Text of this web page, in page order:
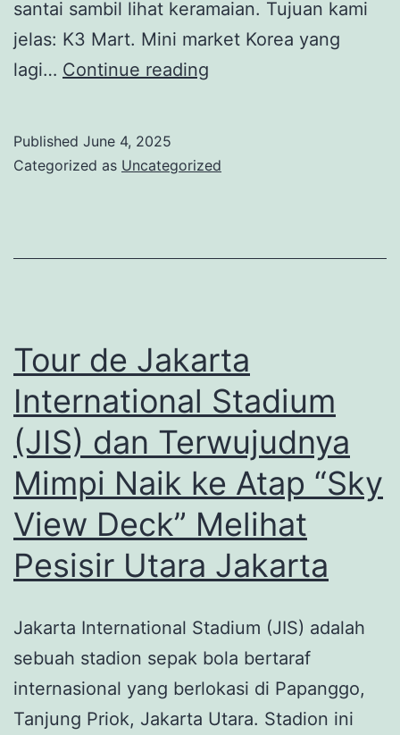
santai sambil lihat keramaian. Tujuan kami
jelas: K3 Mart. Mini market Korea yang
lagi… Continue reading
K3
Korea
Edisi
di
Jawa
Published June 4, 2025
Categorized as Uncategorized
Tour de Jakarta
International Stadium
(JIS) dan Terwujudnya
Mimpi Naik ke Atap “Sky
View Deck” Melihat
Pesisir Utara Jakarta
Jakarta International Stadium (JIS) adalah
sebuah stadion sepak bola bertaraf
internasional yang berlokasi di Papanggo,
Tanjung Priok, Jakarta Utara. Stadion ini